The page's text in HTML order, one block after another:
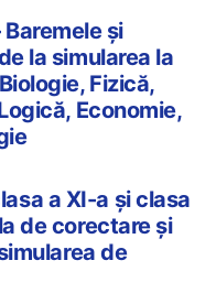
Baremele și
la simularea la
Fizică,
Economie,
a XI-a și clasa
de corectare și
de